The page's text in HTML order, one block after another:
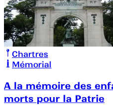
Chartres
Mémorial
A la mémoire des
morts pour la Patrie